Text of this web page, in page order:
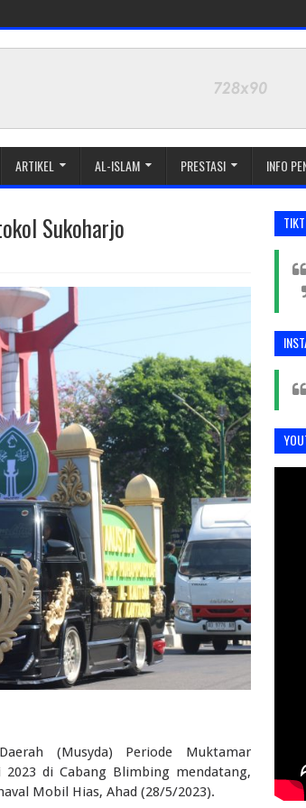
ARTIKEL AL-ISLAM PRESTASI INFO
Sukoharjo
(Musyda) Periode Muktamar
2023 di Cabang Blimbing mendatang,
Mobil Hias, Ahad (28/5/2023).